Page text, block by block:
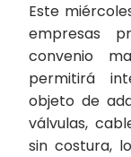
Este
empresas
convenio
permitirá
objeto de
válvulas,
sin costura,